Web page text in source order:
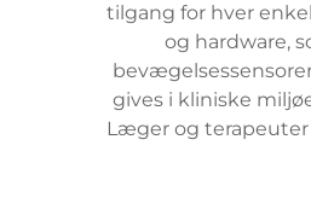
tilgang for hver
og hardware,
gives i kliniske
Læger og